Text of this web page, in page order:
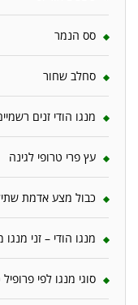
סס הנמר
סחלב שחור
מנגו הודי זנים
עץ פרי טרופי לגינה
כבול מצע אדמת
מנגו הודי – זני
סוגי מנגו לפי